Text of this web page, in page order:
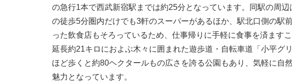
の急行1本で西武新宿駅までは約25分となっています。同駅の周
の徒歩5分圏内だけでも3軒のスーパーがあるほか、駅北口側の駅
った飲食店もそろっているため、仕事帰りに手軽に食事を済ます
延長約21キロにおよぶ木々に囲まれた遊歩道・自転車道「小平グ
ほど歩くと約80ヘクタールもの広さを誇る公園もあり、気軽に自
魅力となっています。